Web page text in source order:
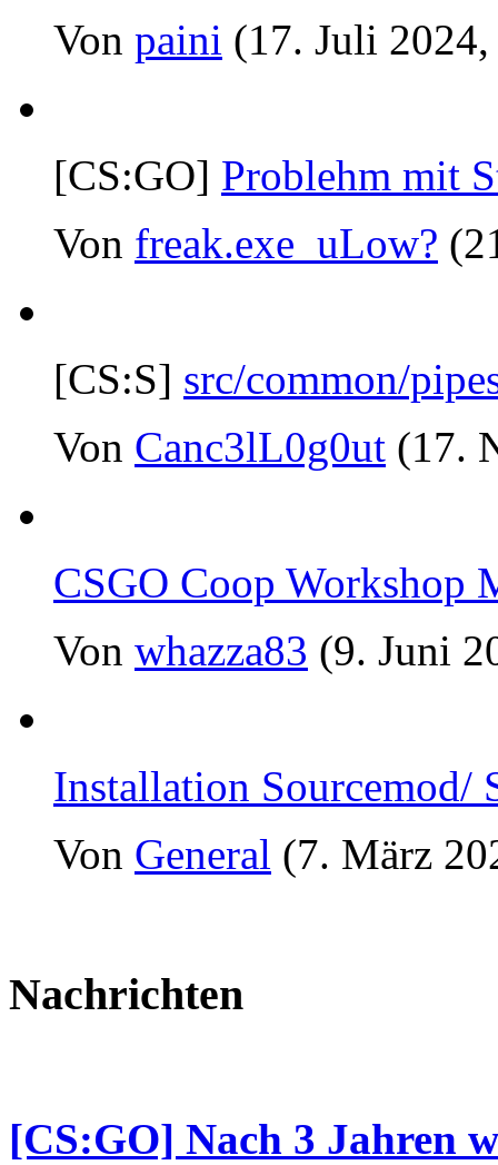
Von paini (17. Juli
[CS:GO] Problehm mit
Von freak.exe_uLow?
[CS:S] src/common/
Von Canc3lL0g0ut (17.
CSGO Coop Workshop
Von whazza83 (9. Juni
Installation Sourcemod/
Von General (7. März
Nachrichten
[CS:GO] Nach 3 Jahren